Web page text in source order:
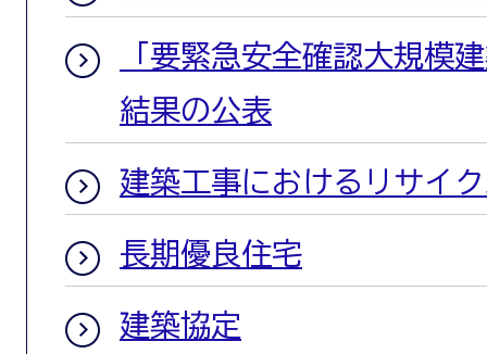
「要緊急安全確認大規模
結果の公表
建築工事におけるリサイ
長期優良住宅
建築協定